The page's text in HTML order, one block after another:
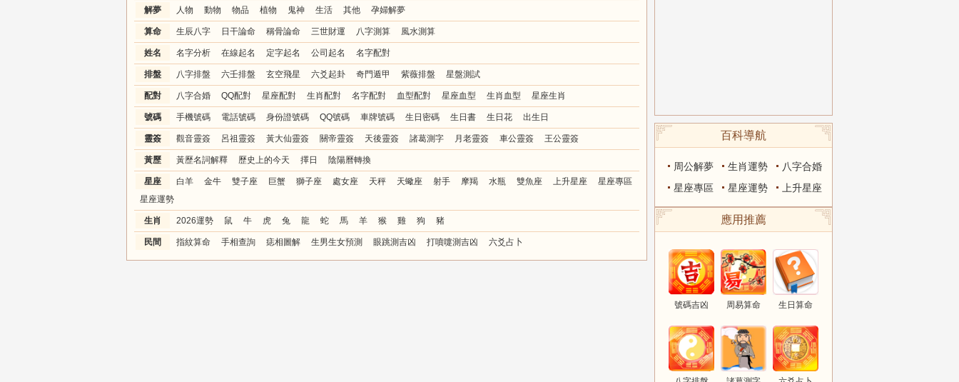
解夢 人物 動物 物品 植物 鬼神 生活 其他 孕婦解夢
算命 生辰八字 日干論命 稱骨論命 三世財運 八字測算 風水測算
姓名 名字分析 在線起名 定字起名 公司起名 名字配對
排盤 八字排盤 六壬排盤 玄空飛星 六爻起卦 奇門遁甲 紫薇排盤 星盤測試
配對 八字合婚 QQ配對 星座配對 生肖配對 名字配對 血型配對 星座血型 生肖血型 星座生肖
號碼 手機號碼 電話號碼 身份證號碼 QQ號碼 車牌號碼 生日密碼 生日書 生日花 出生日
靈簽 觀音靈簽 呂祖靈簽 黃大仙靈簽 關帝靈簽 天後靈簽 諸葛測字 月老靈簽 車公靈簽 王公靈簽
黃歷 黃歷名詞解釋 歷史上的今天 擇日 陰陽曆轉換
星座 白羊 金牛 雙子座 巨蟹 獅子座 處女座 天秤 天蠍座 射手 摩羯 水瓶 雙魚座 上升星座
星座專區
星座運勢
生肖 2026運勢 鼠 牛 虎 兔 龍 蛇 馬 羊 猴 雞 狗 豬
民間 指紋算命 手相查詢 痣相圖解 生男生女預測 眼跳測吉凶 打噴嚏測吉凶 六爻占卜
百科導航
周公解夢 生肖運勢
八字合婚
星座專區
星座運勢 上升星座
應用推薦
號碼吉凶 周易算命 生日算命